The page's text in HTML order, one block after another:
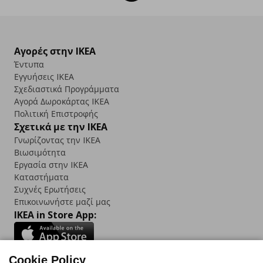
Αγορές στην IKEA
Έντυπα
Εγγυήσεις IKEA
Σχεδιαστικά Προγράμματα
Αγορά Δωρoκάρτας IKEA
Πολιτική Επιστροφής
Σχετικά με την IKEA
Γνωρίζοντας την IKEA
Βιωσιμότητα
Εργασία στην IKEA
Καταστήματα
Συχνές Ερωτήσεις
Επικοινωνήστε μαζί μας
IKEA in Store App:
Cookie Policy